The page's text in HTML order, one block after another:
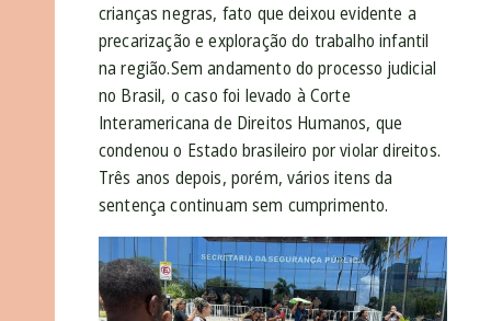
crianças negras, fato que deixou evidente a
precarização e exploração do trabalho infantil
na região.Sem andamento do processo judicial
no Brasil, o caso foi levado à Corte
Interamericana de Direitos Humanos, que
condenou o Estado brasileiro por violar direitos.
Três anos depois, porém, vários itens da
sentença continuam sem cumprimento.